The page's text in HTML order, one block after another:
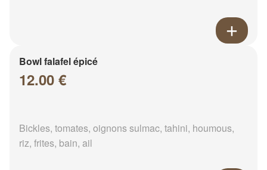
Bowl falafel épicé
12.00 €
Bickles, tomates, oignons sulmac, tahini, houmous,
riz, frites, bain, ail